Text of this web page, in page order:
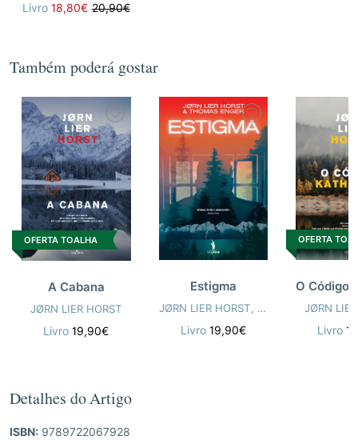
Livro 18,80€ 20,90€
Também poderá gostar
OFERTA TOALHA
A Cabana
JØRN LIER HORST
Livro19,90€
Estigma
JØRN LIER HORST, THOMAS ENGER
Livro 19,90€
OFERTA
JØRN
Livro
Detalhes do Artigo
ISBN: 9789722067928